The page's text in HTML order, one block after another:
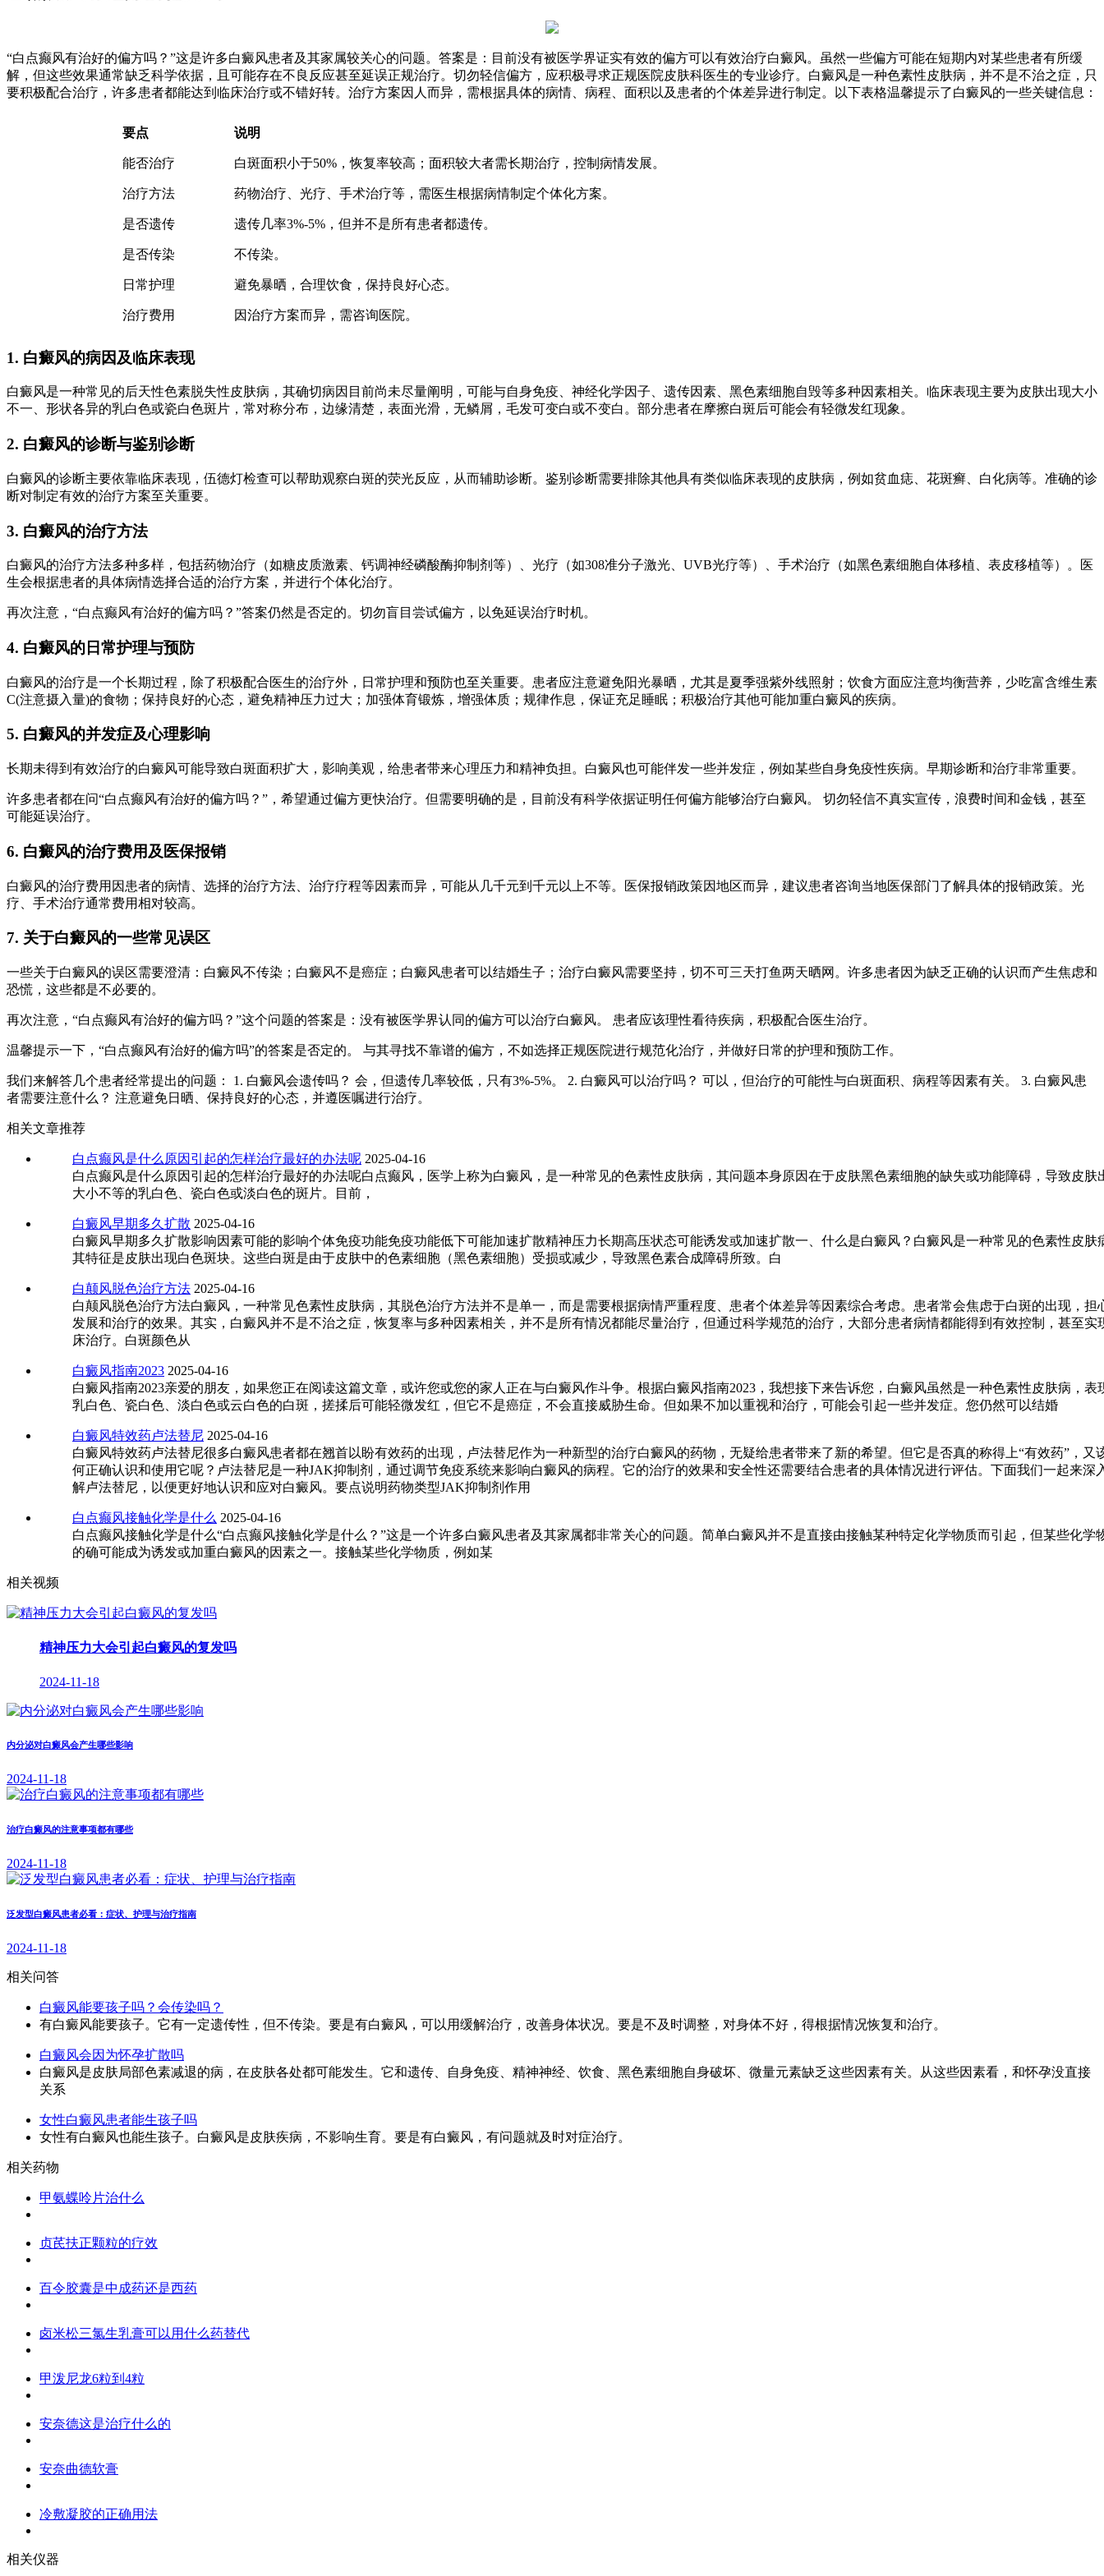
“白点癫风有治好的偏方吗？”这是许多白癜风患者及其家属较关心的问题。答案是：目前没有被医学界证实有效的偏方可以有效治疗白癜风。虽然一些偏方可能在短期内对某些患者有所缓
解，但这些效果通常缺乏科学依据，且可能存在不良反应甚至延误正规治疗。切勿轻信偏方，应积极寻求正规医院皮肤科医生的专业诊疗。白癜风是一种色素性皮肤病，并不是不治之症，只
要积极配合治疗，许多患者都能达到临床治疗或不错好转。治疗方案因人而异，需根据具体的病情、病程、面积以及患者的个体差异进行制定。以下表格温馨提示了白癜风的一些关键信息：
要点 说明
能否治疗 白斑面积小于50%，恢复率较高；面积较大者需长期治疗，控制病情发展。
治疗方法 药物治疗、光疗、手术治疗等，需医生根据病情制定个体化方案。
是否遗传 遗传几率3%-5%，但并不是所有患者都遗传。
是否传染 不传染。
日常护理 避免暴晒，合理饮食，保持良好心态。
治疗费用 因治疗方案而异，需咨询医院。
1. 白癜风的病因及临床表现
白癜风是一种常见的后天性色素脱失性皮肤病，其确切病因目前尚未尽量阐明，可能与自身免疫、神经化学因子、遗传因素、黑色素细胞自毁等多种因素相关。临床表现主要为皮肤出现大小
不一、形状各异的乳白色或瓷白色斑片，常对称分布，边缘清楚，表面光滑，无鳞屑，毛发可变白或不变白。部分患者在摩擦白斑后可能会有轻微发红现象。
2. 白癜风的诊断与鉴别诊断
白癜风的诊断主要依靠临床表现，伍德灯检查可以帮助观察白斑的荧光反应，从而辅助诊断。鉴别诊断需要排除其他具有类似临床表现的皮肤病，例如贫血痣、花斑癣、白化病等。准确的诊
断对制定有效的治疗方案至关重要。
3. 白癜风的治疗方法
白癜风的治疗方法多种多样，包括药物治疗（如糖皮质激素、钙调神经磷酸酶抑制剂等）、光疗（如308准分子激光、UVB光疗等）、手术治疗（如黑色素细胞自体移植、表皮移植等）。医
生会根据患者的具体病情选择合适的治疗方案，并进行个体化治疗。
再次注意，“白点癫风有治好的偏方吗？”答案仍然是否定的。切勿盲目尝试偏方，以免延误治疗时机。
4. 白癜风的日常护理与预防
白癜风的治疗是一个长期过程，除了积极配合医生的治疗外，日常护理和预防也至关重要。患者应注意避免阳光暴晒，尤其是夏季强紫外线照射；饮食方面应注意均衡营养，少吃富含维生素
C(注意摄入量)的食物；保持良好的心态，避免精神压力过大；加强体育锻炼，增强体质；规律作息，保证充足睡眠；积极治疗其他可能加重白癜风的疾病。
5. 白癜风的并发症及心理影响
长期未得到有效治疗的白癜风可能导致白斑面积扩大，影响美观，给患者带来心理压力和精神负担。白癜风也可能伴发一些并发症，例如某些自身免疫性疾病。早期诊断和治疗非常重要。
许多患者都在问“白点癫风有治好的偏方吗？”，希望通过偏方更快治疗。但需要明确的是，目前没有科学依据证明任何偏方能够治疗白癜风。 切勿轻信不真实宣传，浪费时间和金钱，甚至
可能延误治疗。
6. 白癜风的治疗费用及医保报销
白癜风的治疗费用因患者的病情、选择的治疗方法、治疗疗程等因素而异，可能从几千元到千元以上不等。医保报销政策因地区而异，建议患者咨询当地医保部门了解具体的报销政策。光
疗、手术治疗通常费用相对较高。
7. 关于白癜风的一些常见误区
一些关于白癜风的误区需要澄清：白癜风不传染；白癜风不是癌症；白癜风患者可以结婚生子；治疗白癜风需要坚持，切不可三天打鱼两天晒网。许多患者因为缺乏正确的认识而产生焦虑和
恐慌，这些都是不必要的。
再次注意，“白点癫风有治好的偏方吗？”这个问题的答案是：没有被医学界认同的偏方可以治疗白癜风。 患者应该理性看待疾病，积极配合医生治疗。
温馨提示一下，“白点癫风有治好的偏方吗”的答案是否定的。 与其寻找不靠谱的偏方，不如选择正规医院进行规范化治疗，并做好日常的护理和预防工作。
我们来解答几个患者经常提出的问题： 1. 白癜风会遗传吗？ 会，但遗传几率较低，只有3%-5%。 2. 白癜风可以治疗吗？ 可以，但治疗的可能性与白斑面积、病程等因素有关。 3. 白癜风患
者需要注意什么？ 注意避免日晒、保持良好的心态，并遵医嘱进行治疗。
相关文章推荐
白点癫风是什么原因引起的怎样治疗最好的办法呢 2025-04-16
白点癫风是什么原因引起的怎样治疗最好的办法呢白点癫风，医学上称为白癜风，是一种常见的色素性皮肤病，其问题本身原因在于皮肤黑色素细胞的缺失或功能障碍，导致皮肤
大小不等的乳白色、瓷白色或淡白色的斑片。目前，
白癜风早期多久扩散 2025-04-16
白癜风早期多久扩散影响因素可能的影响个体免疫功能免疫功能低下可能加速扩散精神压力长期高压状态可能诱发或加速扩散一、什么是白癜风？白癜风是一种常见的色素性皮肤
其特征是皮肤出现白色斑块。这些白斑是由于皮肤中的色素细胞（黑色素细胞）受损或减少，导致黑色素合成障碍所致。白
白颠风脱色治疗方法 2025-04-16
白颠风脱色治疗方法白癜风，一种常见色素性皮肤病，其脱色治疗方法并不是单一，而是需要根据病情严重程度、患者个体差异等因素综合考虑。患者常会焦虑于白斑的出现，担
发展和治疗的效果。其实，白癜风并不是不治之症，恢复率与多种因素相关，并不是所有情况都能尽量治疗，但通过科学规范的治疗，大部分患者病情都能得到有效控制，甚至实
床治疗。白斑颜色从
白癜风指南2023 2025-04-16
白癜风指南2023亲爱的朋友，如果您正在阅读这篇文章，或许您或您的家人正在与白癜风作斗争。根据白癜风指南2023，我想接下来告诉您，白癜风虽然是一种色素性皮肤病，表
乳白色、瓷白色、淡白色或云白色的白斑，搓揉后可能轻微发红，但它不是癌症，不会直接威胁生命。但如果不加以重视和治疗，可能会引起一些并发症。您仍然可以结婚
白癜风特效药卢法替尼 2025-04-16
白癜风特效药卢法替尼很多白癜风患者都在翘首以盼有效药的出现，卢法替尼作为一种新型的治疗白癜风的药物，无疑给患者带来了新的希望。但它是否真的称得上“有效药”，又
何正确认识和使用它呢？卢法替尼是一种JAK抑制剂，通过调节免疫系统来影响白癜风的病程。它的治疗的效果和安全性还需要结合患者的具体情况进行评估。下面我们一起来深
解卢法替尼，以便更好地认识和应对白癜风。要点说明药物类型JAK抑制剂作用
白点癫风接触化学是什么 2025-04-16
白点癫风接触化学是什么“白点癫风接触化学是什么？”这是一个许多白癜风患者及其家属都非常关心的问题。简单白癜风并不是直接由接触某种特定化学物质而引起，但某些化学
的确可能成为诱发或加重白癜风的因素之一。接触某些化学物质，例如某
相关视频
精神压力大会引起白癜风的复发吗
2024-11-18
内分泌对白癜风会产生哪些影响
2024-11-18
治疗白癜风的注意事项都有哪些
2024-11-18
泛发型白癜风患者必看：症状、护理与治疗指南
2024-11-18
相关问答
白癜风能要孩子吗？会传染吗？
有白癜风能要孩子。它有一定遗传性，但不传染。要是有白癜风，可以用缓解治疗，改善身体状况。要是不及时调整，对身体不好，得根据情况恢复和治疗。
白癜风会因为怀孕扩散吗
白癜风是皮肤局部色素减退的病，在皮肤各处都可能发生。它和遗传、自身免疫、精神神经、饮食、黑色素细胞自身破坏、微量元素缺乏这些因素有关。从这些因素看，和怀孕没直接
关系
女性白癜风患者能生孩子吗
女性有白癜风也能生孩子。白癜风是皮肤疾病，不影响生育。要是有白癜风，有问题就及时对症治疗。
相关药物
甲氨蝶呤片治什么
贞芪扶正颗粒的疗效
百令胶囊是中成药还是西药
卤米松三氯生乳膏可以用什么药替代
甲泼尼龙6粒到4粒
安奈德这是治疗什么的
安奈曲德软膏
冷敷凝胶的正确用法
相关仪器